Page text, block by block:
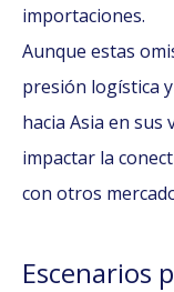
importaciones.
Aunque estas
presión logística
hacia Asia en
impactar la
con otros
Escenarios